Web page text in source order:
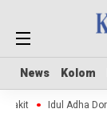
News Kolom
News Kolom
Idul Adha